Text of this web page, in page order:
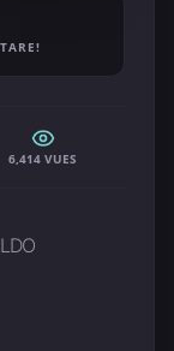
6,414 VUES